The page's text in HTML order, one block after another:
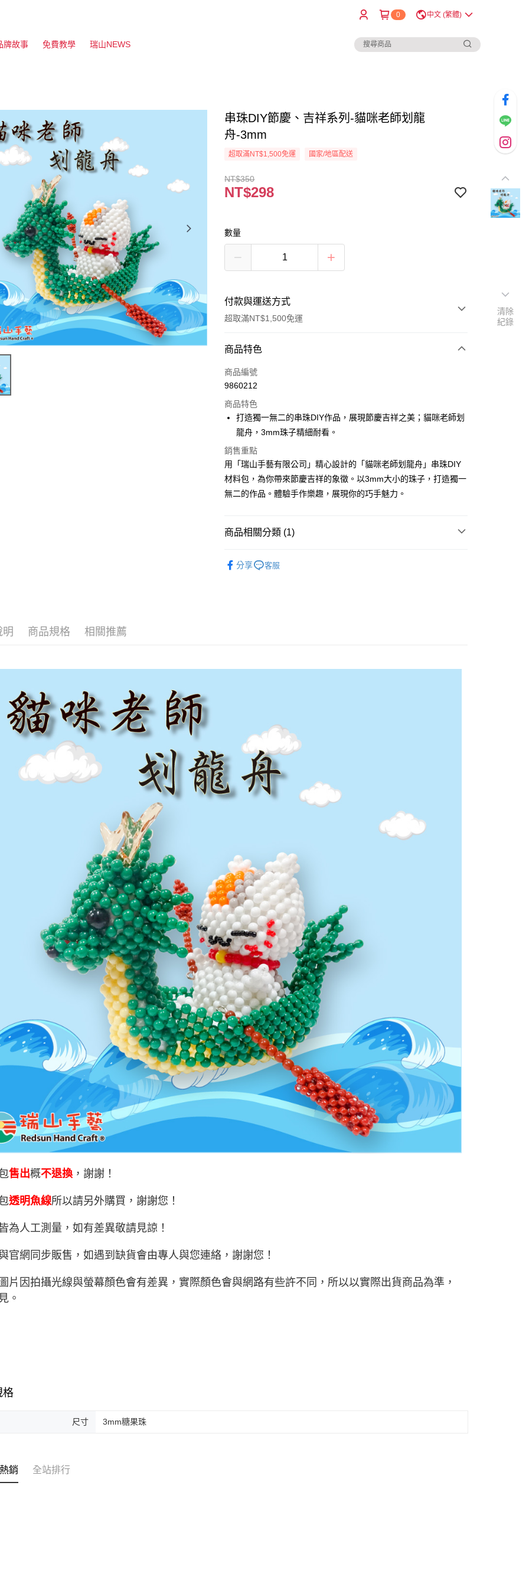
0 中文 (繁體)
牌故事 免費教學 瑞山NEWS
串珠DIY節慶、吉祥系列-貓咪老師划龍
舟-3mm
超取滿NT$1,500免運 國家/地區配送
NT$350
NT$298
數量
付款與運送方式
超取滿NT$1,500免運
付款方式
信用卡一次付款
Apple Pay
街口支付
悠遊付
運送方式
每筆NT$60，滿NT$1,500(含以上)免運費
每筆NT$60，滿NT$1,500(含以上)免運費
宅配 新竹物流
商品特色
商品編號
9860212
商品特色
打造獨一無二的串珠DIY作品，展現節慶吉祥之美；貓咪老師划
龍舟，3mm珠子精細耐看。
銷售重點
用「瑞山手藝有限公司」精心設計的「貓咪老師划龍舟」串珠DIY
材料包，為你帶來節慶吉祥的象徵。以3mm大小的珠子，打造獨一
無二的作品。體驗手作樂趣，展現你的巧手魅力。
商品相關分類 (1)
分享
客服
明 商品規格 相關推薦
售出概不退換 ，謝謝！
透明魚線所以請另外購買，謝謝您！
為人工測量，如有差異敬請見諒！
官網同步販售，如遇到缺貨會由專人與您連絡，謝謝您！
片因拍攝光線與螢幕顏色會有差異，實際顏色會與網路有些許不同，所以以實際出貨商品為準，
。
格
尺寸 3mm糖果珠
銷 全站排行
清除
紀錄